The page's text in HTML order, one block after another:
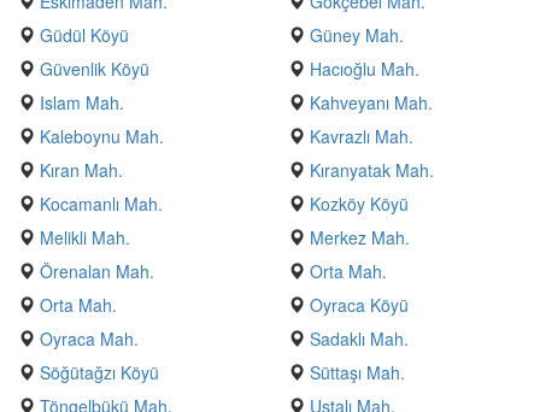
Güdül Köyü
Güney Mah.
Güvenlik Köyü
Hacıoğlu Mah.
Islam Mah.
Kahveyanı Mah.
Kaleboynu Mah.
Kavrazlı Mah.
Kıran Mah.
Kıranyatak Mah.
Kocamanlı Mah.
Kozköy Köyü
Melikli Mah.
Merkez Mah.
Örenalan Mah.
Orta Mah.
Orta Mah.
Oyraca Köyü
Oyraca Mah.
Sadaklı Mah.
Söğütağzı Köyü
Süttaşı Mah.
Töngelbükü Mah.
Ustalı Mah.